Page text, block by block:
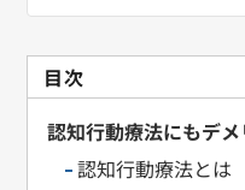
目次
認知行動療法にもデ
認知行動療法とは